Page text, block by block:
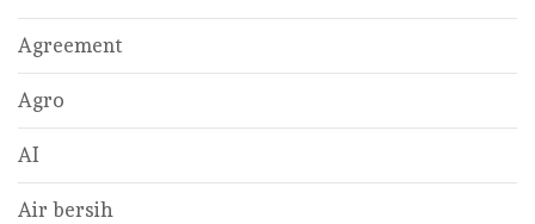
Agreement
Agro
AI
Air bersih